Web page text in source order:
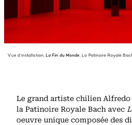
Vue d’installation,La Fin du Monde, La Patinoire Royale
Le grand artiste chilien
la Patinoire Royale Bach avec
oeuvre unique composée des